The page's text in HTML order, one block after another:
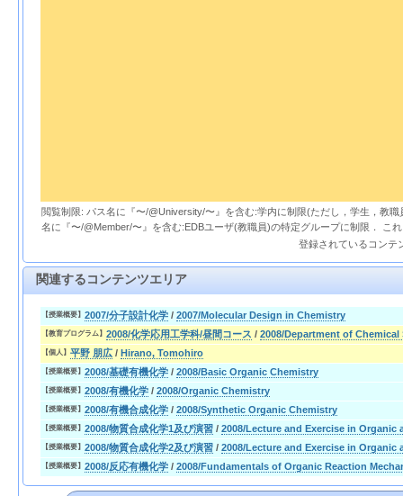
閲覧制限: パス名に『〜/@University/〜』を含む:学内に制限(ただし，学生，教
名に『〜/@Member/〜』を含む:EDBユーザ(教職員)の特定グループに制限． こ
登録されているコンテ
関連するコンテンツエリア
【授業概要】 2007/分子設計化学 / 2007/Molecular Design in Chemistry
【教育プログラム】 2008/化学応用工学科/昼間コース / 2008/Department of
【個人】 平野 朋広 / Hirano, Tomohiro
【授業概要】 2008/基礎有機化学 / 2008/Basic Organic Chemistry
【授業概要】 2008/有機化学 / 2008/Organic Chemistry
【授業概要】 2008/有機合成化学 / 2008/Synthetic Organic Chemistry
【授業概要】 2008/物質合成化学1及び演習 / 2008/Lecture and Exercise in Organic
【授業概要】 2008/物質合成化学2及び演習 / 2008/Lecture and Exercise in Organic
【授業概要】 2008/反応有機化学 / 2008/Fundamentals of Organic Reaction